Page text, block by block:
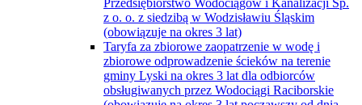
Przedsiębiorstwo Wodociągów i Kanalizacji Sp.
z o. o. z siedzibą w Wodzisławiu Śląskim
(obowiązuje na okres 3 lat)
Taryfa za zbiorowe zaopatrzenie w wodę i
zbiorowe odprowadzenie ścieków na terenie
gminy Lyski na okres 3 lat dla odbiorców
obsługiwanych przez Wodociągi Raciborskie